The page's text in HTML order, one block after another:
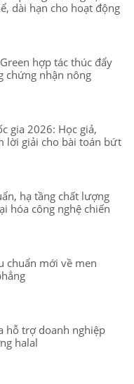
dài hạn cho hoạt động
Green hợp tác thúc đẩy
chứng nhận nông
gia 2026: Học giả,
lời giải cho bài toán bứt
hạ tầng chất lượng
hóa công nghệ chiến
chuẩn mới về men
hỗ trợ doanh nghiệp
halal